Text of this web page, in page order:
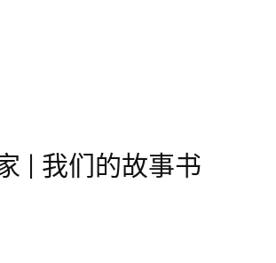
| 我们的故事书